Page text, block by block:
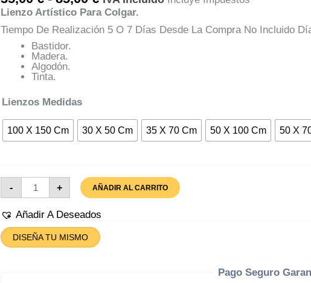
De
Precios:
Desde
Lienzo Artístico Para Colgar.
Tiempo De Realización 5 O 7 Días Desde La Compra No Incluido
Bastidor.
Madera.
Algodón.
Tinta.
Lienzos Medidas
100 X 150 Cm 30 X 50 Cm 35 X 70 Cm 50 X 100 Cm 50 X
-
Lienzo
Plaza
Cantidad
+ AÑADIR AL CARRITO
Añadir A Deseados
DISEÑA TU MISMO
Pago Seguro